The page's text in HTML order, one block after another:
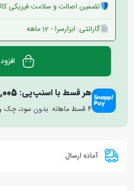
تضمین اصالت و سلامت فیزیکی
گارانتی: ابزارسرا - 12 ماهه
هر قسط با اسنپ‌پی:
۴ قسط ماهانه. بدون سود، چک و ضامن.
آماده ارسال